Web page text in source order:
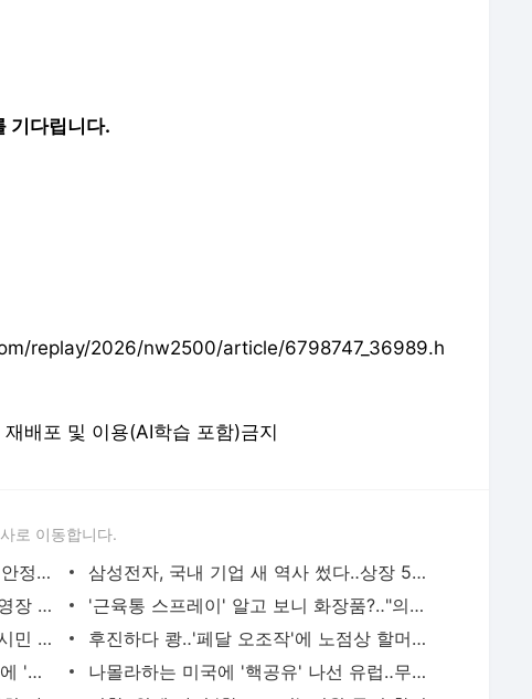
기다립니다.
replay/2026/nw2500/article/6798747_36989.h
배포 및 이용(AI학습 포함)금지
로 이동합니다.
'초초초급매'도 등장‥매물 늘면 가격 안정될 거란 전망도 조심스럽게
삼성전자, 국내 기업 새 역사 썼다‥상장 50년 만에 시가총액 1천조 원 돌파
'세종호텔 복직 농성' 고진수 씨 구속영장 기각‥"도망·증거 인멸 염려 없어"
'근육통 스프레이' 알고 보니 화장품?‥"의학적 효과 없다"
'뉴라이트'도 망언 가세‥"짐승 같다" 시민 분노
후진하다 쾅‥'페달 오조작'에 노점상 할머니 참변
[단독] 이재명 정부, 공직자 인사검증에 '다주택' 문항 신설
나몰라하는 미국에 '핵공유' 나선 유럽‥무한 핵경쟁 시대 들어서나